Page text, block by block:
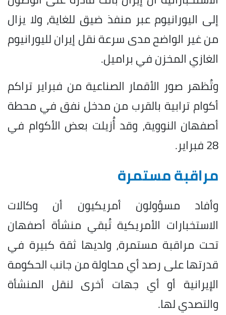
إلى اليورانيوم عبر منفذ ضيق للغاية، ولا يزال
من غير الواضح مدى سرعة نقل إيران لليورانيوم
الغازي المخزن في براميل.
وتُظهر صور الأقمار الصناعية من فبراير تراكم
أكوام ترابية بالقرب من مدخل نفق في محطة
أصفهان النووية، وقد أُزيلت بعض الأكوام في
28 فبراير.
مراقبة مستمرة
وأفاد مسؤولون أمريكيون أن وكالات
الاستخبارات الأمريكية تُبقي منشأة أصفهان
تحت مراقبة مستمرة، ولديها ثقة كبيرة في
قدرتها على رصد أي محاولة من جانب الحكومة
الإيرانية أو أي جهات أخرى لنقل المنشأة
والتصدي لها.